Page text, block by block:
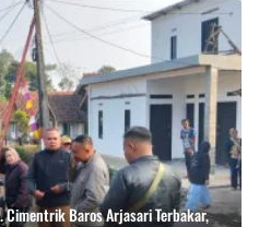
Cimentrik Baros Arjasari Terbakar,